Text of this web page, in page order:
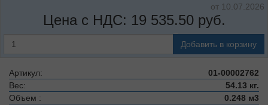
от 10.07.2026
Цена с НДС: 19 535.50руб.
Добавить в корзину
Артикул:
01-00002762
Вес:
54.13 кг.
Объем :
0.248 м3